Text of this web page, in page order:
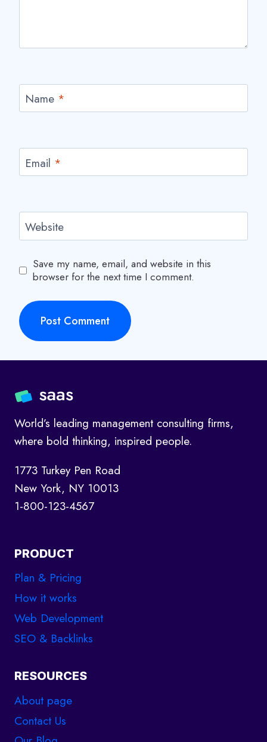
Name *
Email *
Website
Save my name, email, and website in this
browser for the next time I comment.
World’s leading management consulting firms,
where bold thinking, inspired people.
1773 Turkey Pen Road
New York, NY 10013
1-800-123-4567
PRODUCT
Plan & Pricing
How it works
Web Development
SEO & Backlinks
RESOURCES
About page
Contact Us